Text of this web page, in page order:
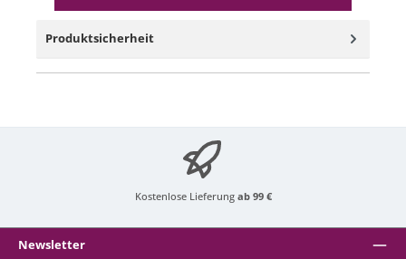
Produktsicherheit
Kostenlose Lieferung ab 99 €
Newsletter